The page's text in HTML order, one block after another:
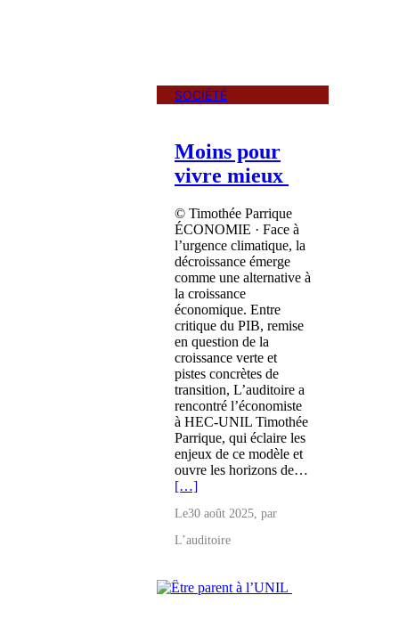
SOCIÉTÉ
Moins pour
vivre mieux
© Timothée Parrique
ÉCONOMIE · Face à
l’urgence climatique, la
décroissance émerge
comme une alternative à
la croissance
économique. Entre
critique du PIB, remise
en question de la
croissance verte et
pistes concrètes de
transition, L’auditoire a
rencontré l’économiste
à HEC-UNIL Timothée
Parrique, qui éclaire les
enjeux de ce modèle et
ouvre les horizons de…
[…]
Le30 août 2025 , par
L’auditoire